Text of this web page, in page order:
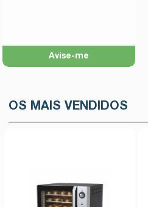
Avise-me
OS MAIS VENDIDOS